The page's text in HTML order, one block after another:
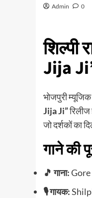
Admin 0
शिल्पी
Jija
भोजपुरी
Jija Ji”रिलीज
जो दर्शकों का
गाने की
🎵 गाना:Gore
🎙️ गायक: